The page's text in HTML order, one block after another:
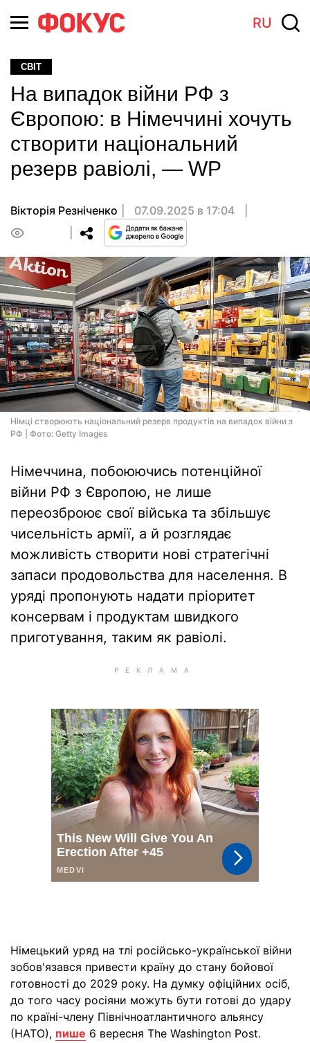
RU
СВІТ
На випадок війни РФ з
Європою: в Німеччині хочуть
створити національний
резерв равіолі, — WP
Вікторія Резніченко
07.09.2025 в 17:04
Німці створюють національний резерв продуктів на випадок війни з
РФ | Фото: Getty Images
Німеччина, побоюючись потенційної
війни РФ з Європою, не лише
переозброює свої війська та збільшує
чисельність армії, а й розглядає
можливість створити нові стратегічні
запаси продовольства для населення. В
уряді пропонують надати пріоритет
консервам і продуктам швидкого
приготування, таким як равіолі.
Німецький уряд на тлі російсько-української війни
зобов'язався привести країну до стану бойової
готовності до 2029 року. На думку офіційних осіб,
до того часу росіяни можуть бути готові до удару
по країні-члену Північноатлантичного альянсу
(НАТО), пише 6 вересня The Washington Post.